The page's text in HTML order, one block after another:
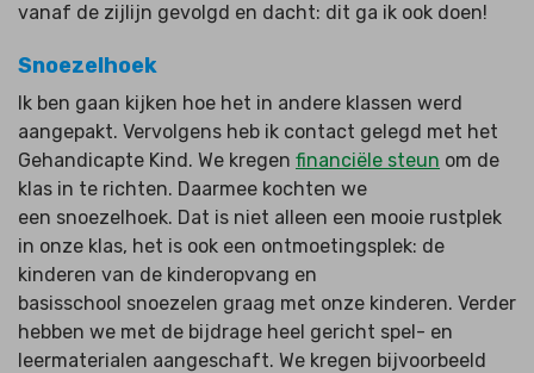
vanaf de zijlijn gevolgd en dacht: dit ga ik ook doen!
Snoezelhoek
Ik ben gaan kijken hoe het in andere klassen werd
aangepakt. Vervolgens heb ik contact gelegd met het
Gehandicapte Kind. We kregen financiële steun om de
klas in te richten. Daarmee kochten we
een snoezelhoek. Dat is niet alleen een mooie rustplek
in onze klas, het is ook een ontmoetingsplek: de
kinderen van de kinderopvang en
basisschool snoezelen graag met onze kinderen. Verder
hebben we met de bijdrage heel gericht spel- en
leermaterialen aangeschaft. We kregen bijvoorbeeld